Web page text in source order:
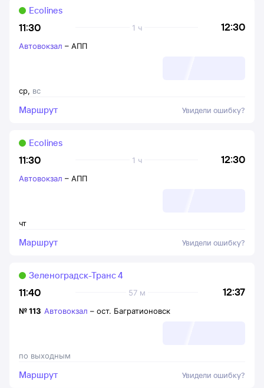
11:30 12:30
1 ч
Ecolines
ср, вс
Автовокзал – АПП
Маршрут Увидели ошибку?
11:30 12:30
1 ч
Ecolines
чт
Автовокзал – АПП
Маршрут Увидели ошибку?
11:40 12:37
57 м
Зеленоградск-Транс 4
по выходным
№113 Автовокзал – ост. Багратионовск
Маршрут Увидели ошибку?